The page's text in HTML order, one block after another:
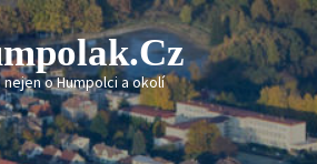
nejen o Humpolci a okolí